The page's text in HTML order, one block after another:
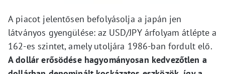
A piacot jelentősen befolyásolja a japán jen
látványos gyengülése: az USD/JPY árfolyam átlépte a
162-es szintet, amely utoljára 1986-ban fordult elő.
A dollár erősödése hagyományosan kedvezőtlen a